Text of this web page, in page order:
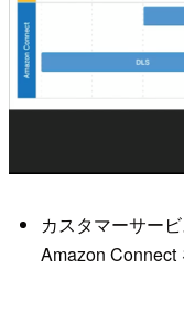
カスタマーサー
Amazon Connect